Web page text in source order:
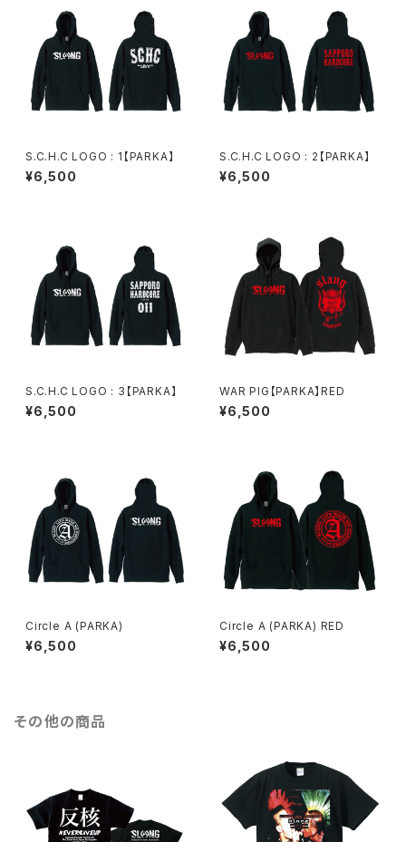
S.C.H.C LOGO : 1【PARKA】
¥6,500
S.C.H.C LOGO : 2【PARKA】
¥6,500
S.C.H.C LOGO : 3【PARKA】
¥6,500
WAR PIG【PARKA】RED
¥6,500
Circle A (PARKA)
¥6,500
Circle A (PARKA) RED
¥6,500
その他の商品